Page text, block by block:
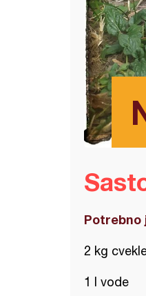
Potrebno
2 kg
1 l vode